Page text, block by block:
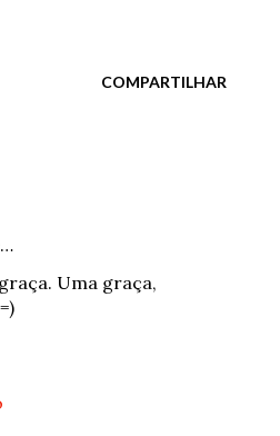
COMPARTILHAR
Uma graça,